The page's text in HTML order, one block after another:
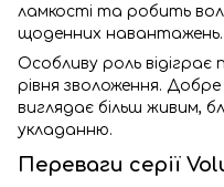
ламкості та робить
щоденних навантажень.
Особливу роль
рівня зволоження.
виглядає більш живим,
укладанню.
Переваги серії